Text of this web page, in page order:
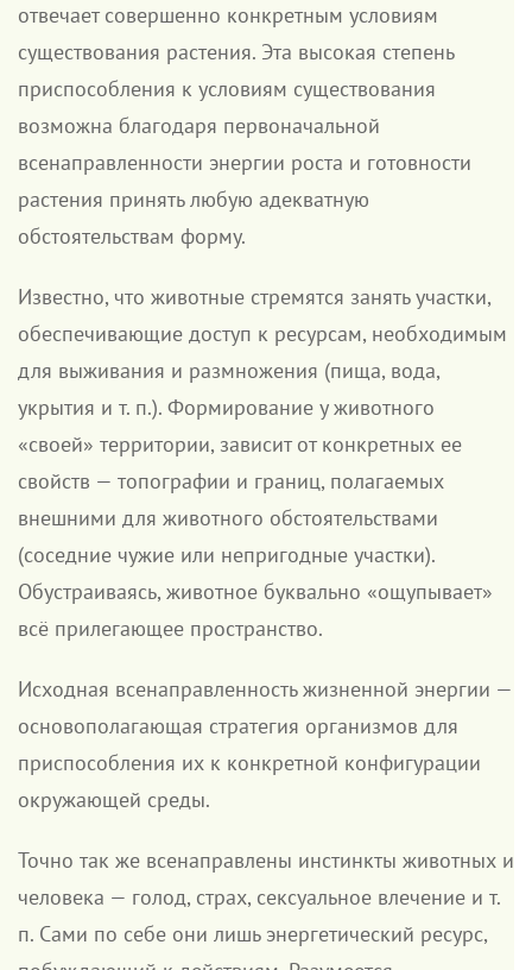
отвечает совершенно конкретным условиям
существования растения. Эта высокая степень
приспособления к условиям существования
возможна благодаря первоначальной
всенаправленности энергии роста и готовности
растения принять любую адекватную
обстоятельствам форму.
Известно, что животные стремятся занять участки,
обеспечивающие доступ к ресурсам, необходимым
для выживания и размножения (пища, вода,
укрытия и т. п.). Формирование у животного
«своей» территории, зависит от конкретных ее
свойств — топографии и границ, полагаемых
внешними для животного обстоятельствами
(соседние чужие или непригодные участки).
Обустраиваясь, животное буквально «ощупывает»
всё прилегающее пространство.
Исходная всенаправленность жизненной энергии —
основополагающая стратегия организмов для
приспособления их к конкретной конфигурации
окружающей среды.
Точно так же всенаправлены инстинкты животных и
человека — голод, страх, сексуальное влечение и т.
п. Сами по себе они лишь энергетический ресурс,